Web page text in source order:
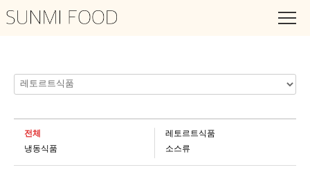
전체
레토르트식품
냉동식품
소스류